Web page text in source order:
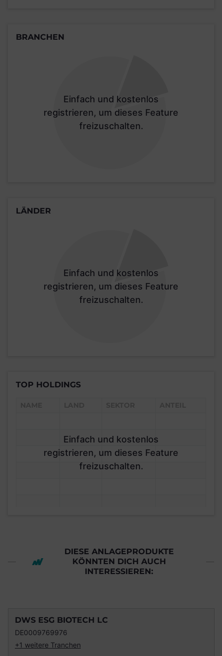
BRANCHEN
Einfach und kostenlos
registrieren, um dieses Feature
freizuschalten.
LÄNDER
Einfach und kostenlos
registrieren, um dieses Feature
freizuschalten.
TOP HOLDINGS
Einfach und kostenlos
registrieren, um dieses Feature
freizuschalten.
DIESE ANLAGEPRODUKTE
KÖNNTEN DICH AUCH
INTERESSIEREN:
DWS ESG BIOTECH LC
DE0009769976
+1 weitere Tranchen